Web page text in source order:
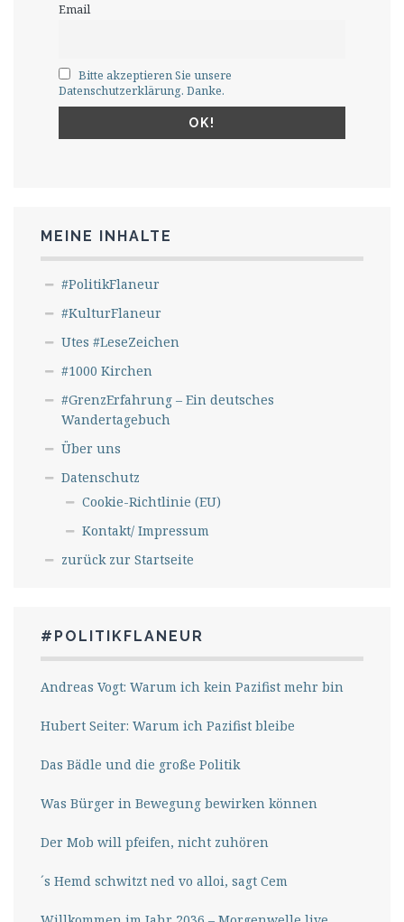
Email
Bitte akzeptieren Sie unsere
Datenschutzerklärung. Danke.
MEINE INHALTE
#PolitikFlaneur
#KulturFlaneur
Utes #LeseZeichen
#1000 Kirchen
#GrenzErfahrung – Ein deutsches
Wandertagebuch
Über uns
Datenschutz
Cookie-Richtlinie (EU)
Kontakt/ Impressum
zurück zur Startseite
#POLITIKFLANEUR
Andreas Vogt: Warum ich kein Pazifist mehr bin
Hubert Seiter: Warum ich Pazifist bleibe
Das Bädle und die große Politik
Was Bürger in Bewegung bewirken können
Der Mob will pfeifen, nicht zuhören
´s Hemd schwitzt ned vo alloi, sagt Cem